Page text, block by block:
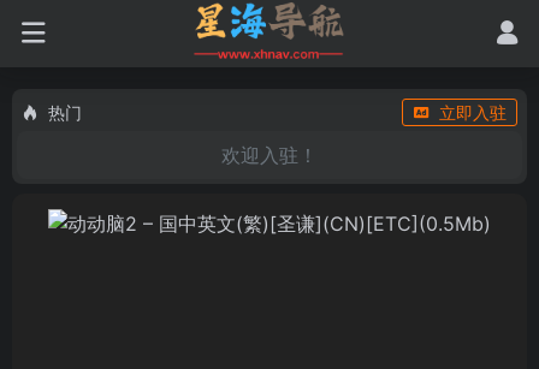
热门 立即入驻
欢迎入驻！